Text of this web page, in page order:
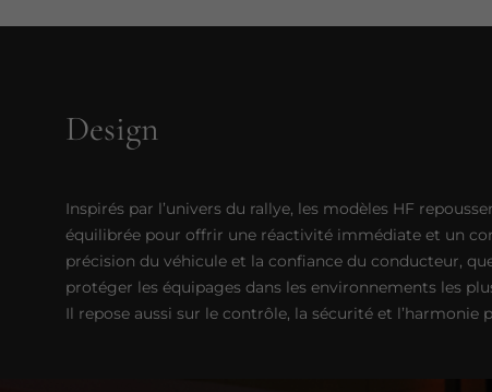
Design
Inspirés par l’univers du rallye, les modèles HF
équilibrée pour offrir une réactivité immédiate et un
précision du véhicule et la confiance du conducteur,
protéger les équipages dans les environnements les
Il repose aussi sur le contrôle, la sécurité et